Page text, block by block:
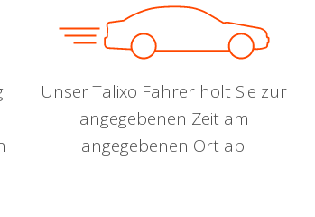
Unser Talixo Fahrer holt Sie zur
angegebenen Zeit am
angegebenen Ort ab.